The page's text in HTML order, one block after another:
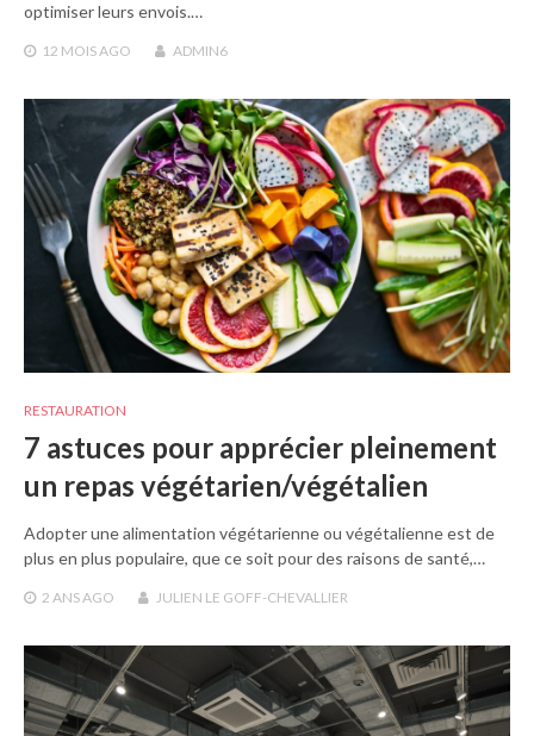
optimiser leurs envois.…
12 MOISAGO ADMIN6
RESTAURATION
7 astuces pour apprécier pleinement
un repas végétarien/végétalien
Adopter une alimentation végétarienne ou végétalienne est de
plus en plus populaire, que ce soit pour des raisons de santé,…
2 ANSAGO JULIEN LE GOFF-CHEVALLIER